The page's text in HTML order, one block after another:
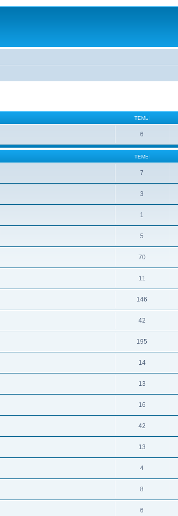
ТЕМЫ
6
ТЕМЫ
7
3
1
5
70
11
146
42
195
14
13
16
42
13
4
8
6